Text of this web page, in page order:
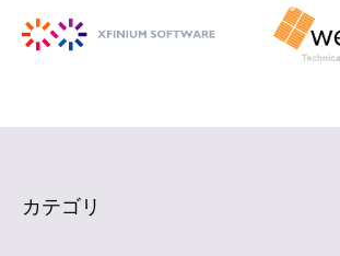
PowerPoint から HTML5 形式の e ラ
ーニング コンテンツを作成
カテゴリ